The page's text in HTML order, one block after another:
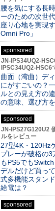
腰を気にする長
ーのための次世
座り心地を実現
Omni Pro」
sponsored
JN-IPS34UQ2-
IPSC34UQ2-HSC6
曲面（湾曲）デ
にがすごいの？
ルとの見え方の
の意味、選び方
sponsored
JN-IPS27G120U2
ルをレビュー
27型4K・120Hz
プレーが破格の3
もPS5でも
デルだけど買っ
式多機能スタン
給電は？
sponsored